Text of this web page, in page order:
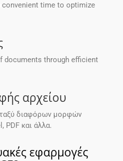
time to optimize
documents through efficient
αρχείου
διαφόρων μορφών
PDF και άλλα.
εφαρμογές